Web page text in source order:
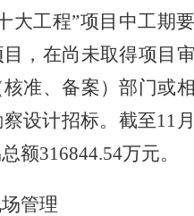
大工程”项目中工期
，在尚未取得项目
准、备案）部门或
设计招标。截至11
额316844.54万元。
管理